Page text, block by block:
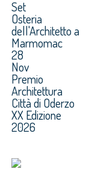
Set
Osteria
dell'Architetto a
Marmomac
28
Nov
Premio
Architettura
Città di Oderzo
XX Edizione
2026